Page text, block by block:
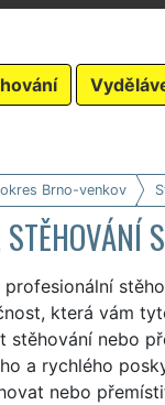
okres Brno-venkov
která vám
stěhování nebo
a rychlého
nebo